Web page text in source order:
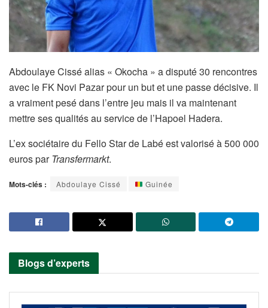
Abdoulaye Cissé alias « Okocha » a disputé 30 rencontres
avec le FK Novi Pazar pour un but et une passe décisive. Il
a vraiment pesé dans l’entre jeu mais il va maintenant
mettre ses qualités au service de l’Hapoel Hadera.
L’ex sociétaire du Fello Star de Labé est valorisé à 500 000
euros par Transfermarkt.
Mots-clés : Abdoulaye Cissé Guinée
Blogs d’experts